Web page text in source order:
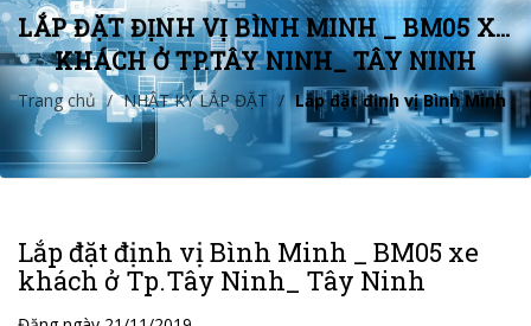
LẮP ĐẶT ĐỊNH VỊ BÌNH MINH _ BM05 XE
KHÁCH Ở TP.TÂY NINH_ TÂY NINH
Trang chủ / NHẬT KÝ LẮP ĐẶT / Lắp đặt định vị Bình Minh _
Lắp đặt định vị Bình Minh _ BM05 xe
khách ở Tp.Tây Ninh_ Tây Ninh